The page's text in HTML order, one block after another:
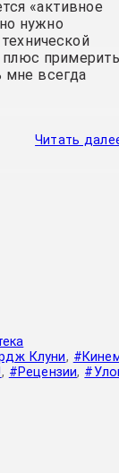
«активное
нужно
плюс
мне всегда
Читать
Клуни,
, #Рецензии,